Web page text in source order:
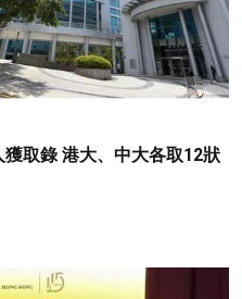
取錄 港大、中大各取12狀